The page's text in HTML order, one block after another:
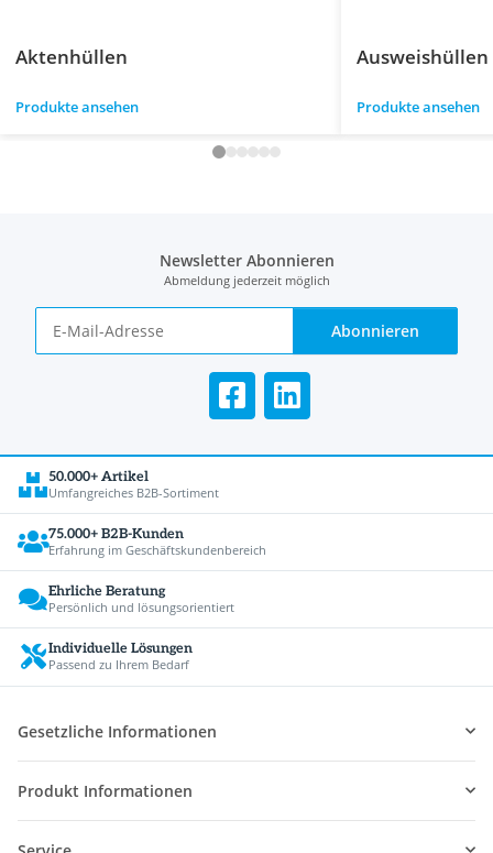
Aktenhüllen
Produkte ansehen
Ausweishüllen
Produkte ansehen
Newsletter Abonnieren
Abmeldung jederzeit möglich
Abonnieren
50.000+ Artikel
Umfangreiches B2B-Sortiment
75.000+ B2B-Kunden
Erfahrung im Geschäftskundenbereich
Ehrliche Beratung
Persönlich und lösungsorientiert
Individuelle Lösungen
Passend zu Ihrem Bedarf
Gesetzliche Informationen
Produkt Informationen